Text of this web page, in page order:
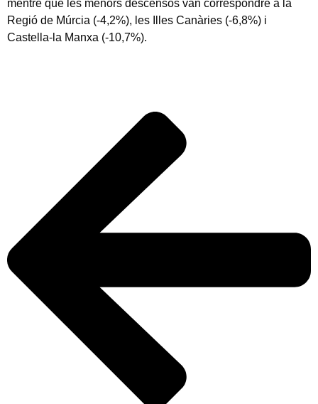
mentre que les menors descensos van correspondre a la
Regió de Múrcia (-4,2%), les Illes Canàries (-6,8%) i
Castella-la Manxa (-10,7%).